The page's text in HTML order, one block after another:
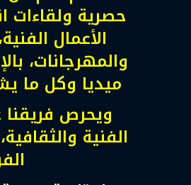
حصرية ولقاءات
الأعمال
والمهرجانات،
ميديا وكل ما
ويحرص
الفنية